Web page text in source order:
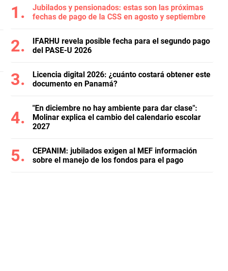
Jubilados y pensionados: estas son las próximas
fechas de pago de la CSS en agosto y septiembre
IFARHU revela posible fecha para el segundo pago
del PASE-U 2026
Licencia digital 2026: ¿cuánto costará obtener este
documento en Panamá?
"En diciembre no hay ambiente para dar clase":
Molinar explica el cambio del calendario escolar
2027
CEPANIM: jubilados exigen al MEF información
sobre el manejo de los fondos para el pago